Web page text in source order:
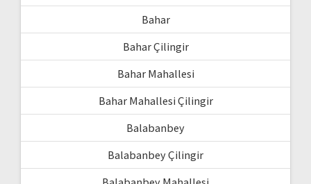
Bahar
Bahar Çilingir
Bahar Mahallesi
Bahar Mahallesi Çilingir
Balabanbey
Balabanbey Çilingir